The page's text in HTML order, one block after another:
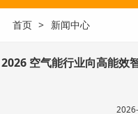
首页 > 新闻中心
2026 空气能行业向高能效